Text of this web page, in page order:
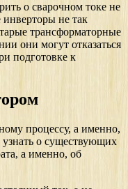
о сварочном токе не
не так
трансформаторные
они могут отказаться
подготовке к
процессу, а именно,
о существующих
а именно, об